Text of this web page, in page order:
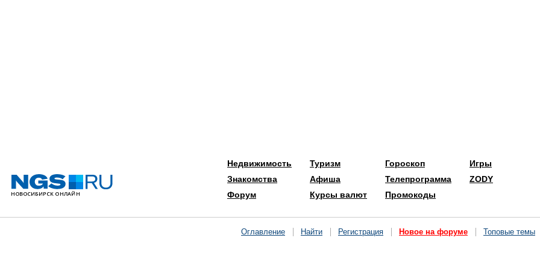
Недвижимость
Знакомства
Форум
Туризм
Афиша
Курсы валют
Гороскоп
Телепрограмма
Промокоды
Игры
ZODY
Оглавление Найти Регистрация Новое на форуме Топовые темы